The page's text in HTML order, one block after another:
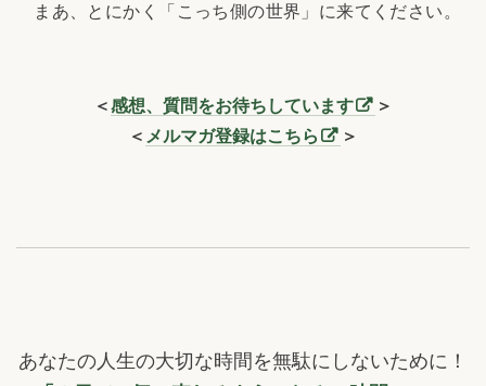
まあ、とにかく「こっち側の世界」に来てください。
＜感想、質問をお待ちしています
＞
＜ メルマガ登録はこちら ＞
あなたの人生の大切な時間を無駄にしないために！